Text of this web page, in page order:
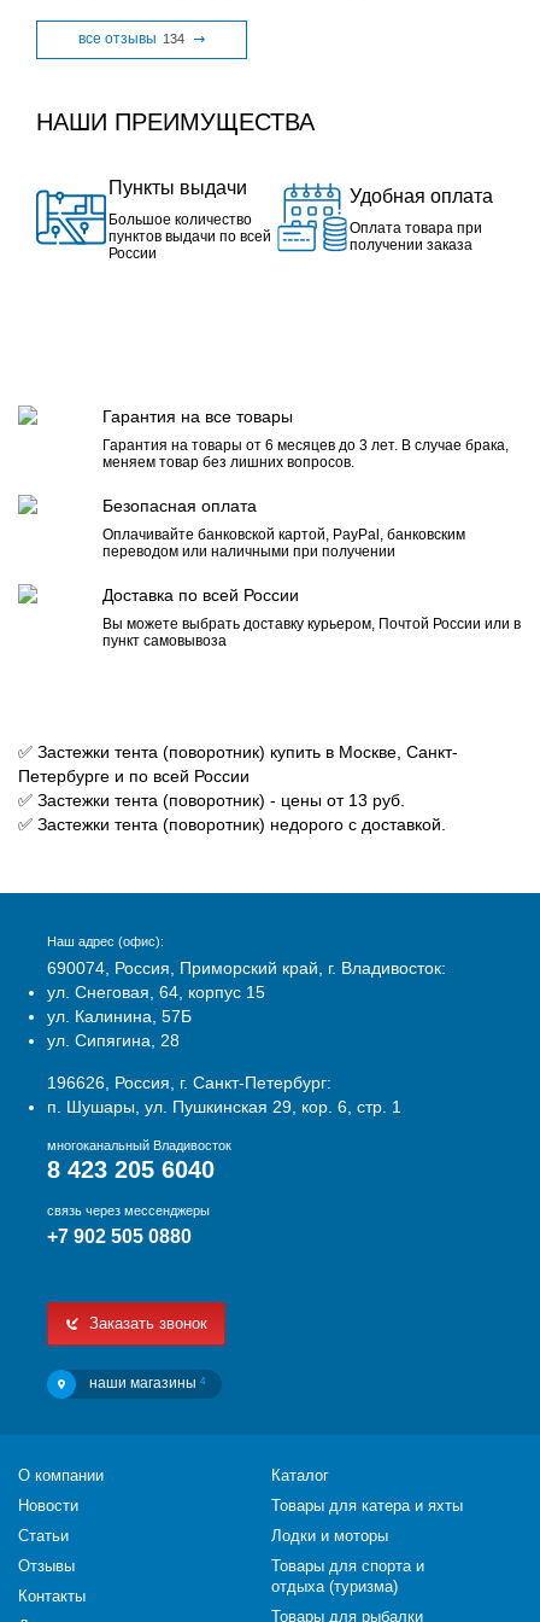
все отзывы 134
НАШИ ПРЕИМУЩЕСТВА
Пункты выдачи
Большое количество
пунктов выдачи по всей
России
Удобная оплата
Оплата товара при
получении заказа
Гарантия на все товары
Гарантия на товары от 6 месяцев до 3 лет. В случае брака,
меняем товар без лишних вопросов.
Безопасная оплата
Оплачивайте банковской картой, PayPal, банковским
переводом или наличными при получении
Доставка по всей России
Вы можете выбрать доставку курьером, Почтой России или в
пункт самовывоза
✅ Застежки тента (поворотник) купить в Москве, Санкт-
Петербурге и по всей России
✅ Застежки тента (поворотник) - цены от 13 руб.
✅ Застежки тента (поворотник) недорого с доставкой.
Наш адрес (офис):
690074, Россия, Приморский край, г. Владивосток:
ул. Снеговая, 64, корпус 15
ул. Калинина, 57Б
ул. Сипягина, 28
196626, Россия, г. Санкт-Петербург:
п. Шушары, ул. Пушкинская 29, кор. 6, стр. 1
многоканальный Владивосток
8 423 205 6040
связь через мессенджеры
+7 902 505 0880
Заказать звонок
наши магазины 4
О компании
Новости
Статьи
Отзывы
Контакты
Каталог
Товары для катера и яхты
Лодки и моторы
Товары для спорта и
отдыха (туризма)
Товары для рыбалки